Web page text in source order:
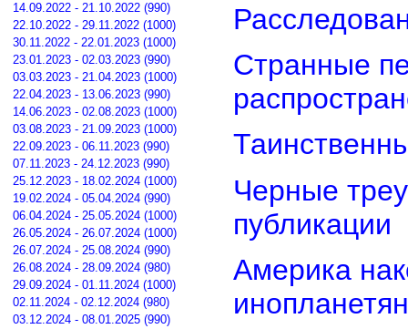
14.09.2022 - 21.10.2022 (990)
22.10.2022 - 29.11.2022 (1000)
30.11.2022 - 22.01.2023 (1000)
23.01.2023 - 02.03.2023 (990)
03.03.2023 - 21.04.2023 (1000)
22.04.2023 - 13.06.2023 (990)
14.06.2023 - 02.08.2023 (1000)
03.08.2023 - 21.09.2023 (1000)
22.09.2023 - 06.11.2023 (990)
07.11.2023 - 24.12.2023 (990)
25.12.2023 - 18.02.2024 (1000)
19.02.2024 - 05.04.2024 (990)
06.04.2024 - 25.05.2024 (1000)
26.05.2024 - 26.07.2024 (1000)
26.07.2024 - 25.08.2024 (990)
26.08.2024 - 28.09.2024 (980)
29.09.2024 - 01.11.2024 (1000)
02.11.2024 - 02.12.2024 (980)
03.12.2024 - 08.01.2025 (990)
Странные
Черные
публикации
Америка
инопланетян